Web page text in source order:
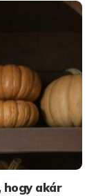
akár